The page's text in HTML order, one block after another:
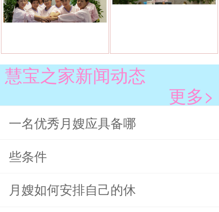
慧宝之家新闻动态
更多>
一名优秀月嫂应具备哪
些条件
月嫂如何安排自己的休